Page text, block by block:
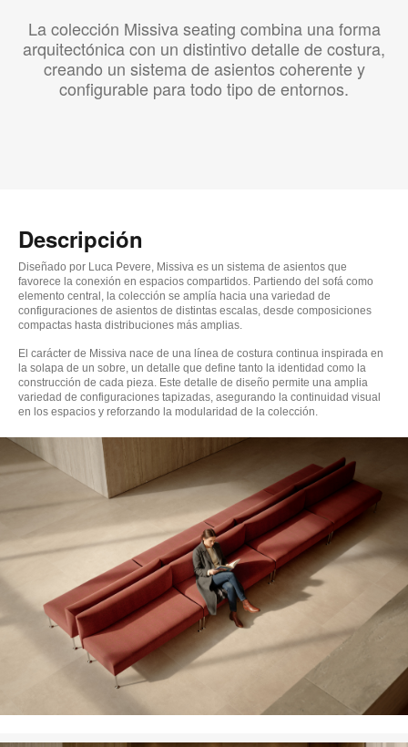
La colección Missiva seating combina una forma
arquitectónica con un distintivo detalle de costura,
creando un sistema de asientos coherente y
configurable para todo tipo de entornos.
Descripción
Diseñado por Luca Pevere, Missiva es un sistema de asientos que
favorece la conexión en espacios compartidos. Partiendo del sofá como
elemento central, la colección se amplía hacia una variedad de
configuraciones de asientos de distintas escalas, desde composiciones
compactas hasta distribuciones más amplias.
El carácter de Missiva nace de una línea de costura continua inspirada en
la solapa de un sobre, un detalle que define tanto la identidad como la
construcción de cada pieza. Este detalle de diseño permite una amplia
variedad de configuraciones tapizadas, asegurando la continuidad visual
en los espacios y reforzando la modularidad de la colección.